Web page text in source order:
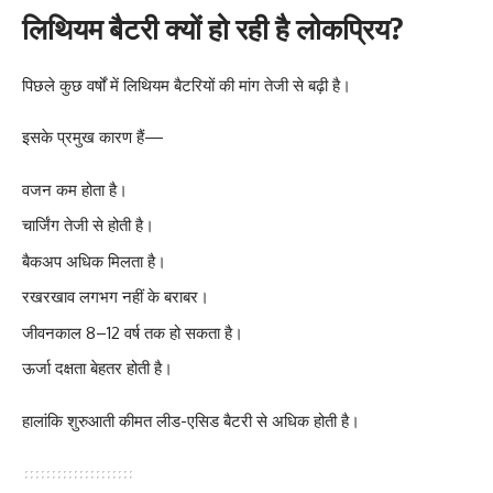
लिथियम बैटरी क्यों हो रही है लोकप्रिय?
पिछले कुछ वर्षों में लिथियम बैटरियों की मांग तेजी से बढ़ी है।
इसके प्रमुख कारण हैं—
वजन कम होता है।
चार्जिंग तेजी से होती है।
बैकअप अधिक मिलता है।
रखरखाव लगभग नहीं के बराबर।
जीवनकाल 8–12 वर्ष तक हो सकता है।
ऊर्जा दक्षता बेहतर होती है।
हालांकि शुरुआती कीमत लीड-एसिड बैटरी से अधिक होती है।